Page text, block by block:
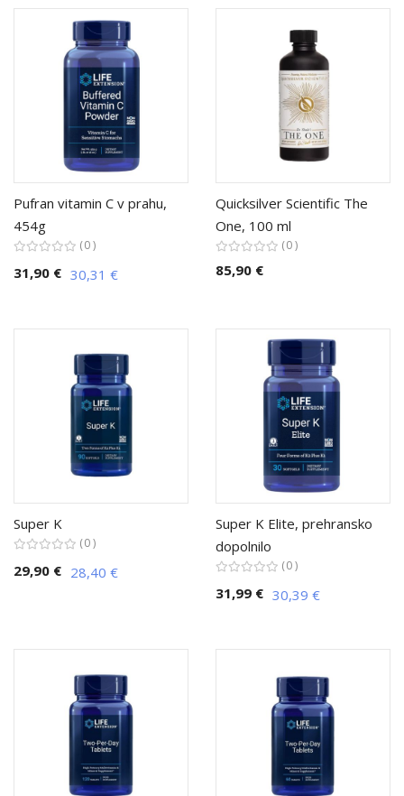
Pufran vitamin C v prahu,
454g
0
31,90 € 30,31 €
Quicksilver Scientific The
One, 100 ml
0
85,90 €
Super K
0
29,90 € 28,40 €
Super K Elite, prehransko
dopolnilo
0
31,99 € 30,39 €